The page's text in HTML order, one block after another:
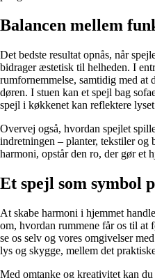
Balancen mellem
Det bedste resultat opnås, når
bidrager æstetisk til helheden. I
rumfornemmelse, samtidig med at
døren. I stuen kan et spejl bag
spejl i køkkenet kan reflektere
Overvej også, hvordan spejlet
indretningen – planter, tekstiler og
harmoni, opstår den ro, der gør et
Et spejl som symbol
At skabe harmoni i hjemmet
om, hvordan rummene får os til at
se os selv og vores omgivelser
lys og skygge, mellem det
Med omtanke og kreativitet kan